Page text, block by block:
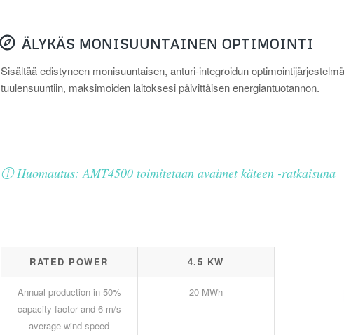
ÄLYKÄS MONISUUNTAINEN OPTIMOINTI
Sisältää edistyneen monisuuntaisen, anturi-integroidun
tuulensuuntiin, maksimoiden laitoksesi päivittäisen energiantuotannon.
ⓘ Huomautus: AMT4500 toimitetaan avaimet käteen -ratkaisuna
RATED POWER 4.5 KW
Annual production in 50%
capacity factor and 6 m/s
average wind speed
20 MWh